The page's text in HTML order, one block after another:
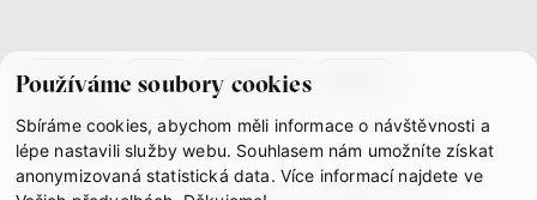
Používáme soubory cookies
Sbíráme cookies, abychom měli informace o návštěvnosti a
lépe nastavili služby webu. Souhlasem nám umožníte získat
anonymizovaná statistická data. Více informací najdete ve
co je if tým kontakty
partnerství gdpr